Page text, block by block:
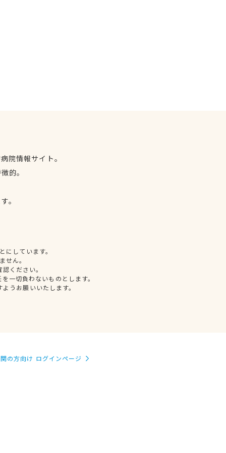
院情報サイト。
的。
。
しています。
せん。
ください。
一切負わないものとします。
うお願いいたします。
の方向け ログインページ